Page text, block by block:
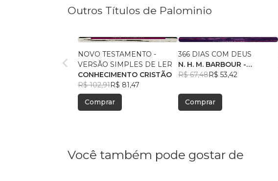
Outros Títulos de Palominio
NOVO TESTAMENTO -
VERSÃO SIMPLES DE LER
CONHECIMENTO CRISTÃO
R$ 102,91R$ 81,47
Comprar
366 DIAS COM DEUS
N. H. M. BARBOUR -
ORGANIZADOR
R$ 67,48R$ 53,42
Comprar
Você também pode gostar de